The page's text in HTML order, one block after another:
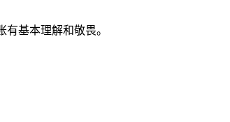
基本理解和敬畏。